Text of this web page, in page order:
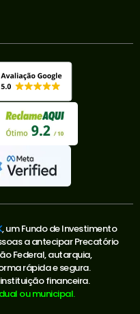
, um Fundo de Investimento
a antecipar Precatório
Federal, autarquia,
rápida e segura.
financeira.
ou municipal.